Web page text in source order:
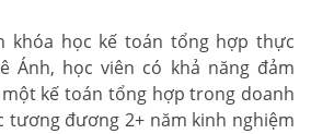
khóa học kế toán tổng hợp thực
Ánh, học viên có khả năng đảm
kế toán tổng hợp trong doanh
tương đương 2+ năm kinh nghiệm